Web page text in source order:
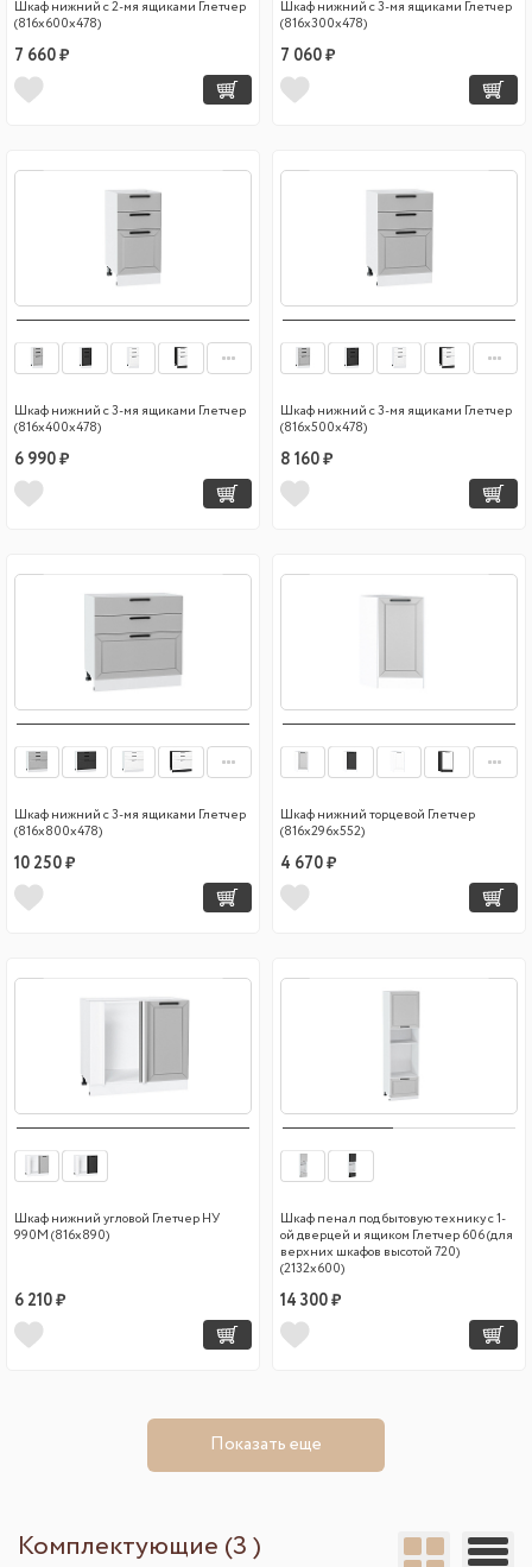
Шкаф нижний с 2-мя ящиками Глетчер
(816х600х478)
7 660 ₽
Шкаф нижний с 3-мя ящиками Глетчер
(816х300х478)
7 060 ₽
Шкаф нижний с 3-мя ящиками Глетчер
(816х400х478)
6 990 ₽
Шкаф нижний с 3-мя ящиками Глетчер
(816х500х478)
8 160 ₽
Шкаф нижний с 3-мя ящиками Глетчер
(816х800х478)
10 250 ₽
Шкаф нижний торцевой Глетчер
(816х296х552)
4 670 ₽
Шкаф нижний угловой Глетчер НУ
990М (816х890)
6 210 ₽
Шкаф пенал под бытовую технику с 1-
ой дверцей и ящиком Глетчер 606 (для
верхних шкафов высотой 720)
(2132х600)
14 300 ₽
Показать еще
Комплектующие (3 )